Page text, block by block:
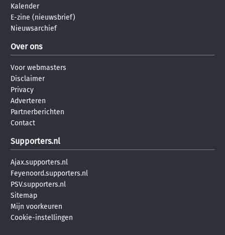
Kalender
E-zine (nieuwsbrief)
Nieuwsarchief
Over ons
Voor webmasters
Disclaimer
Privacy
Adverteren
Partnerberichten
Contact
Supporters.nl
Ajax.supporters.nl
Feyenoord.supporters.nl
PSV.supporters.nl
Sitemap
Mijn voorkeuren
Cookie-instellingen